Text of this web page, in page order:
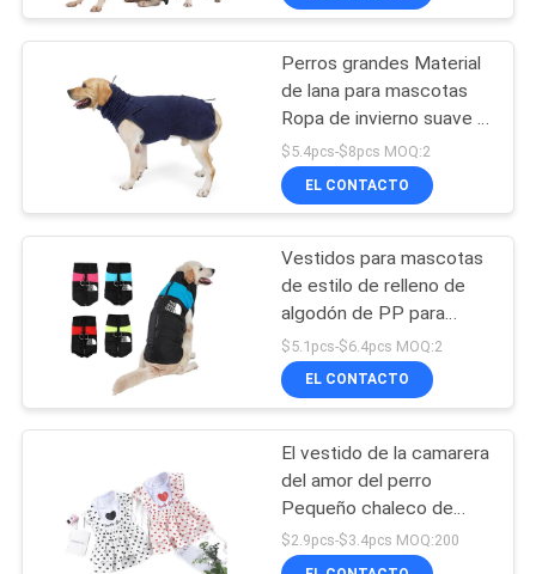
Cuencos del
alimentador del
animal doméstico
398
Bolsa del animal
doméstico
Perros grandes Material
de lana para mascotas
Ropa de invierno suave y
acogedora
$5.4pcs-$8pcs MOQ:2
EL CONTACTO
Vestidos para mascotas
de estilo de relleno de
algodón de PP para
perros medianos a
grandes
$5.1pcs-$6.4pcs MOQ:2
EL CONTACTO
El vestido de la camarera
del amor del perro
Pequeño chaleco de
perro mascota mascota
de la princesa Peng
$2.9pcs-$3.4pcs MOQ:200